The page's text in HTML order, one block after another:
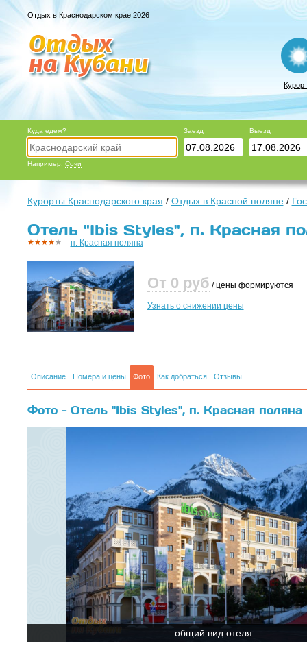
Отдых в Краснодарском крае 2026
Куда едем?
Например: Сочи
Заезд Выезд
Курорты Краснодарского края / Отдых в Красной поляне/
Отель "Ibis Styles", п. Красная
п. Красная поляна
От 0 руб / цены формируются
Узнать о снижении цены
Описание Номера и цены Фото Как добраться Отзывы
Фото - Отель "Ibis Styles", п. Красная поляна
общий вид отеля